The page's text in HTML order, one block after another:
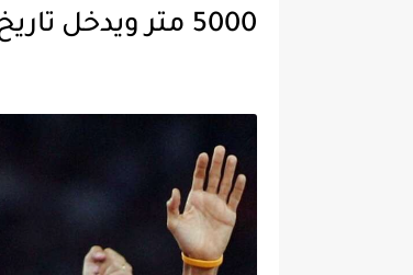
5000 متر ويدخل تاريخ المسابقة